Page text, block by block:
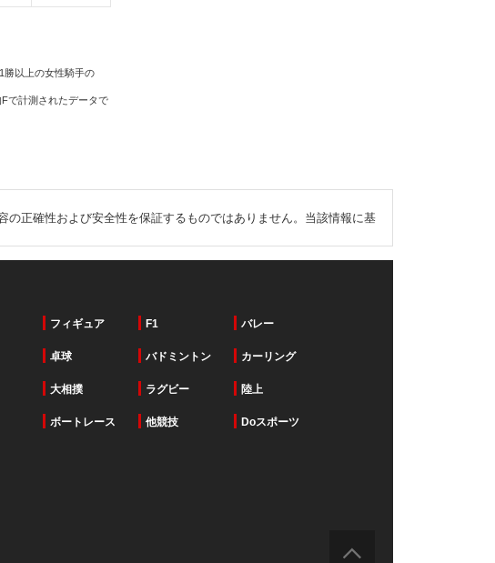
以上の女性騎手の
で計測されたデータで
正確性および安全性を保証するものではありません。当該情報に基
フィギュア F1 バレー
卓球 バドミントン カーリング
大相撲 ラグビー 陸上
ボートレース 他競技 Doスポーツ